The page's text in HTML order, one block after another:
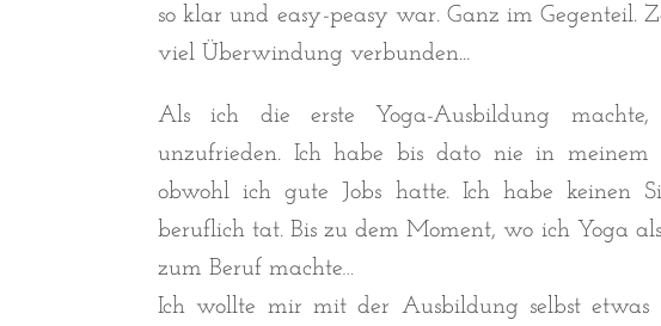
so klar und easy-peasy war. Ganz im Gegenteil.
viel Überwindung verbunden...
Als ich die erste Yoga-Ausbildung
unzufrieden. Ich habe bis dato nie in meinem
obwohl ich gute Jobs hatte. Ich habe keinen
beruflich tat. Bis zu dem Moment, wo ich Yoga
zum Beruf machte…
Ich wollte mir mit der Ausbildung selbst etwas